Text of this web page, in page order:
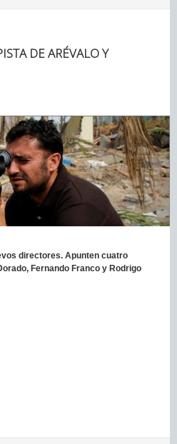
DE ARÉVALO Y
directores. Apunten cuatro
Fernando Franco y Rodrigo